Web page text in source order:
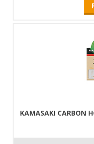
KAMASAKI CARBON